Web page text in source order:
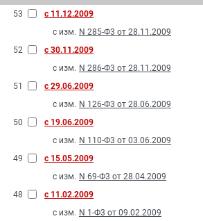
53
с 11.12.2009
с изм. N 285-Ф3 от 28.11.2009
52
с 30.11.2009
с изм. N 286-Ф3 от 28.11.2009
51
с 29.06.2009
с изм. N 126-Ф3 от 28.06.2009
50
с 19.06.2009
с изм. N 110-Ф3 от 03.06.2009
49
с 15.05.2009
с изм. N 69-Ф3 от 28.04.2009
48
с 11.02.2009
с изм. N 1-Ф3 от 09.02.2009